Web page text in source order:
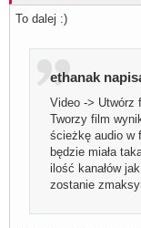
To dalej :)
ethanak
Video -> Utwórz
Tworzy film
ścieżkę audio w
będzie miała
ilość kanałów
zostanie